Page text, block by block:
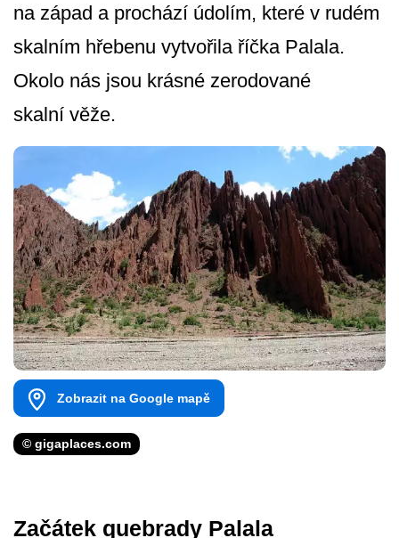
na západ a prochází údolím, které v rudém
skalním hřebenu vytvořila říčka Palala.
Okolo nás jsou krásné zerodované
skalní věže.
Zobrazit na Google mapě
© gigaplaces.com
Začátek quebrady Palala